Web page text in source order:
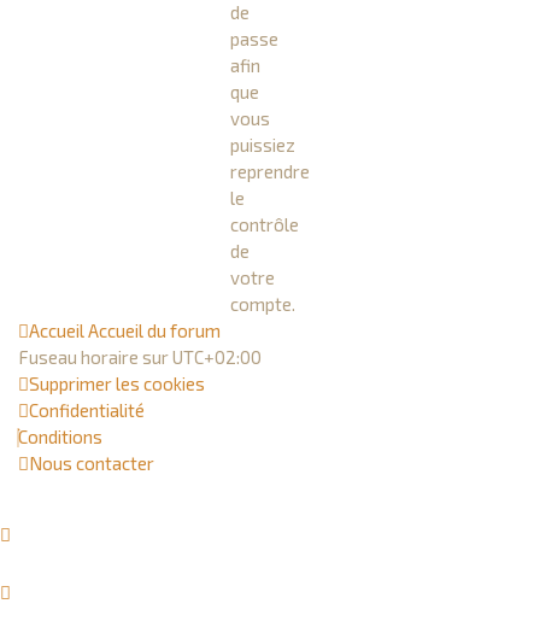
de
passe
afin
que
vous
puissiez
reprendre
le
contrôle
de
votre
compte.
AccueilAccueil du forum
Fuseau horaire surUTC+02:00
Supprimer les cookies
Confidentialité
Conditions
Nous contacter